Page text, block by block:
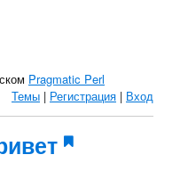
Pragmatic Perl
Темы | Регистрация | Вход